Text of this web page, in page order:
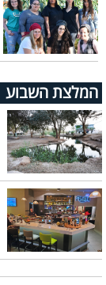
המלצת השבוע